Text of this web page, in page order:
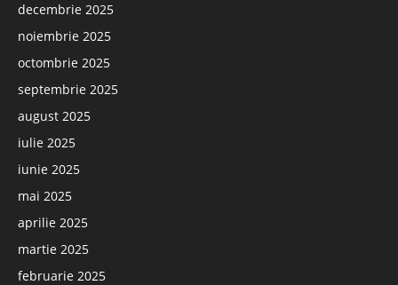
decembrie 2025
noiembrie 2025
octombrie 2025
septembrie 2025
august 2025
iulie 2025
iunie 2025
mai 2025
aprilie 2025
martie 2025
februarie 2025